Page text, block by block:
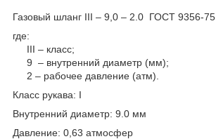
Газовый шланг III – 9,0 – 2.0 ГОСТ 9356-75
где:
III – класс;
9 – внутренний диаметр (мм);
2 – рабочее давление (атм).
Класс рукава: I
Внутренний диаметр: 9.0 мм
Давление: 0,63 атмосфер